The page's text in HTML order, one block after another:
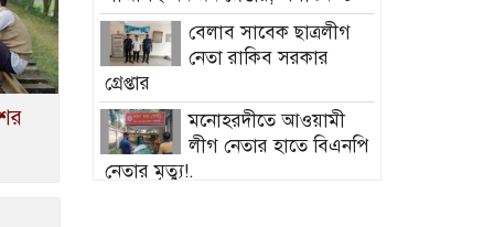
বেলাব সাবেক ছাত্রলীগ
নেতা রাকিব সরকার
গ্রেপ্তার
মনোহরদীতে আওয়ামী
লীগ নেতার হাতে বিএনপি
নেতার মৃত্যু!.